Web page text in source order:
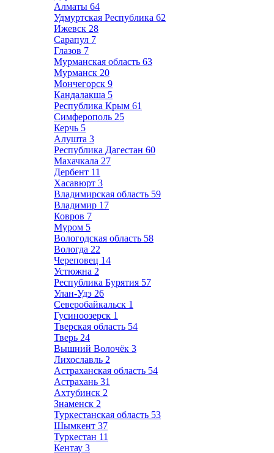
Алматы 64
Удмуртская Республика 62
Ижевск 28
Сарапул 7
Глазов 7
Мурманская область 63
Мурманск 20
Мончегорск 9
Кандалакша 5
Республика Крым 61
Симферополь 25
Керчь 5
Алушта 3
Республика Дагестан 60
Махачкала 27
Дербент 11
Хасавюрт 3
Владимирская область 59
Владимир 17
Ковров 7
Муром 5
Вологодская область 58
Вологда 22
Череповец 14
Устюжна 2
Республика Бурятия 57
Улан-Удэ 26
Северобайкальск 1
Гусиноозерск 1
Тверская область 54
Тверь 24
Вышний Волочёк 3
Лихославль 2
Астраханская область 54
Астрахань 31
Ахтубинск 2
Знаменск 2
Туркестанская область 53
Шымкент 37
Туркестан 11
Кентау 3